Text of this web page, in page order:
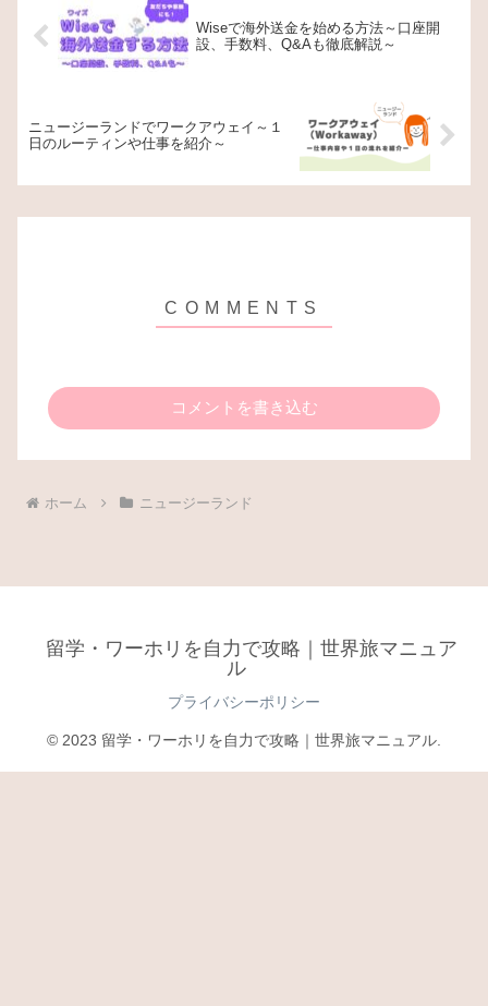
Wiseで海外送金を始める方法～口座開
設、手数料、Q&Aも徹底解説～
ニュージーランドでワークアウェイ～１
日のルーティンや仕事を紹介～
コメントを書き込む
ホーム ニュージーランド
留学・ワーホリを自力で攻略｜世界旅マニュア
ル
プライバシーポリシー
© 2023 留学・ワーホリを自力で攻略｜世界旅マニュアル.